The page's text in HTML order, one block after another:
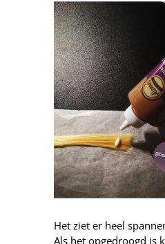
Het ziet er heel
Als het opgedroogd is